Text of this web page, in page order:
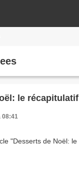
le récapitulatif
08:41